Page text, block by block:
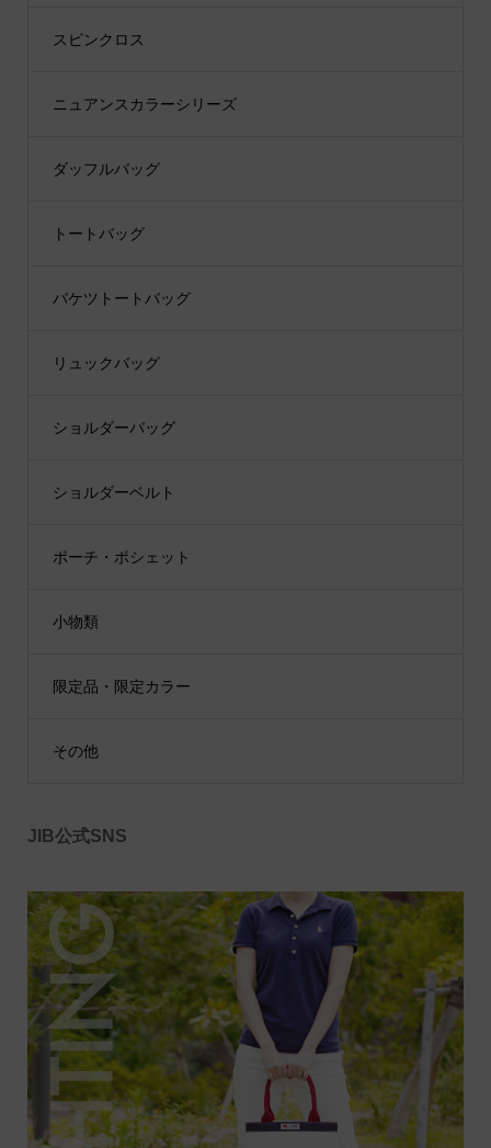
スピンクロス
ニュアンスカラーシリーズ
ダッフルバッグ
トートバッグ
バケツトートバッグ
リュックバッグ
ショルダーバッグ
ショルダーベルト
ポーチ・ポシェット
小物類
限定品・限定カラー
その他
JIB公式SNS